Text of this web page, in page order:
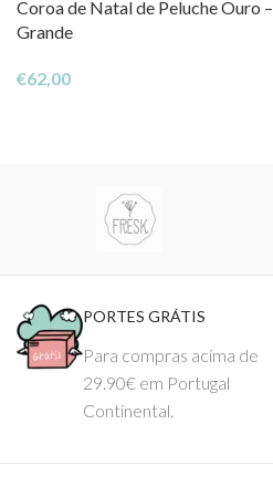
Coroa de Natal de Peluche Ouro –
Grande
€62,00
PORTES GRÁTIS
Para compras acima de
29.90€ em Portugal
Continental.